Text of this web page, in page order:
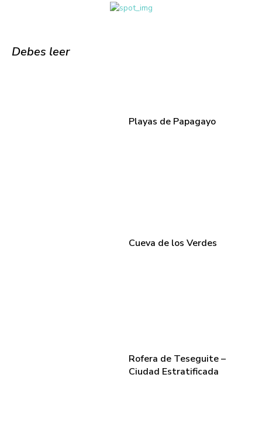
Debes leer
Playas de Papagayo
Cueva de los Verdes
Rofera de Teseguite –
Ciudad Estratificada